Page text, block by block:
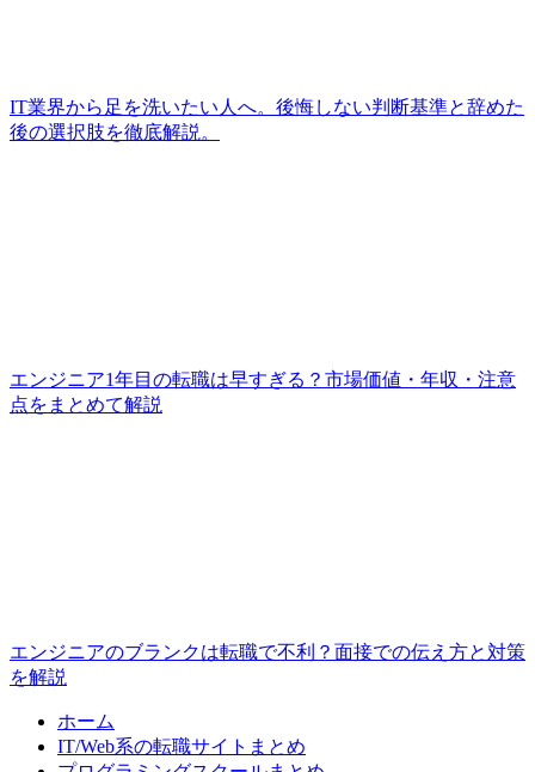
IT業界から足を洗いたい人へ。後悔しない判断基準と辞めた
後の選択肢を徹底解説。
エンジニア1年目の転職は早すぎる？市場価値・年収・注意
点をまとめて解説
エンジニアのブランクは転職で不利？面接での伝え方と対策
を解説
ホーム
IT/Web系の転職サイトまとめ